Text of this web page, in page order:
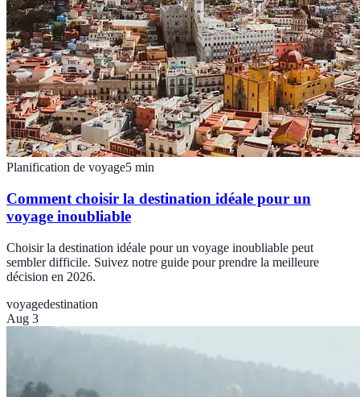
Planification de voyage5 min
Comment choisir la destination idéale pour un
voyage inoubliable
Choisir la destination idéale pour un voyage inoubliable peut
sembler difficile. Suivez notre guide pour prendre la meilleure
décision en 2026.
voyagedestination
Aug 3